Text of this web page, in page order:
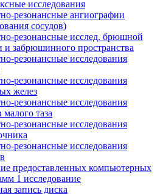
исследования
резонансные ангиографии
сосудов)
резонансные исслед. брюшной
и забрюшинного пространства
резонансные исследования
резонансные исследования
желез
резонансные исследования
малого таза
резонансные исследования
резонансные исследования
предоставленных компьютерных
1 исследование
запись диска